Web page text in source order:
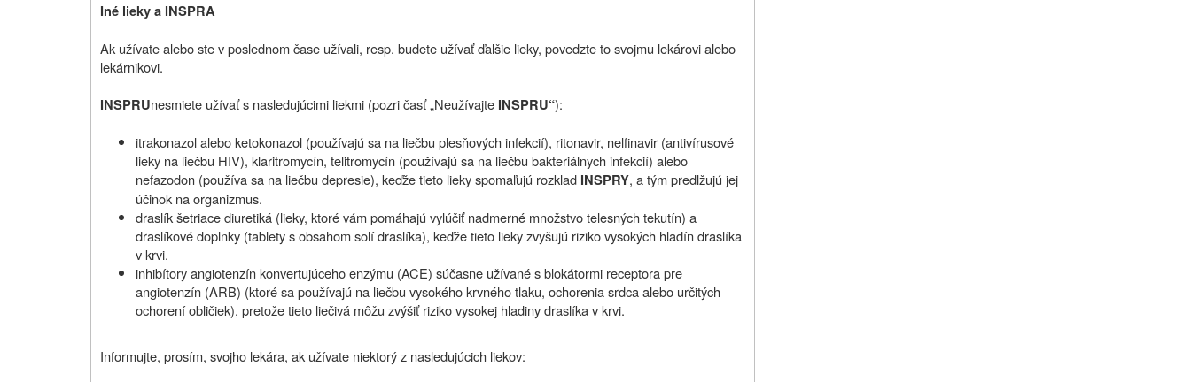
Iné lieky a INSPRA
Ak užívate alebo ste v poslednom čase užívali, resp. budete užívať ďalšie lieky, povedzte to svojmu lekárovi alebo
lekárnikovi.
INSPRUnesmiete užívať s nasledujúcimi liekmi (pozri časť „Neužívajte INSPRU“):
itrakonazol alebo ketokonazol (používajú sa na liečbu plesňových infekcií), ritonavir, nelfinavir (antivírusové
lieky na liečbu HIV), klaritromycín, telitromycín (používajú sa na liečbu bakteriálnych infekcií) alebo
nefazodon (používa sa na liečbu depresie), keďže tieto lieky spomaľujú rozklad INSPRY, a tým predlžujú jej
účinok na organizmus.
draslík šetriace diuretiká (lieky, ktoré vám pomáhajú vylúčiť nadmerné množstvo telesných tekutín) a
draslíkové doplnky (tablety s obsahom solí draslíka), keďže tieto lieky zvyšujú riziko vysokých hladín draslíka
v krvi.
inhibítory angiotenzín konvertujúceho enzýmu (ACE) súčasne užívané s blokátormi receptora pre
angiotenzín (ARB) (ktoré sa používajú na liečbu vysokého krvného tlaku, ochorenia srdca alebo určitých
ochorení obličiek), pretože tieto liečivá môžu zvýšiť riziko vysokej hladiny draslíka v krvi.
Informujte, prosím, svojho lekára, ak užívate niektorý z nasledujúcich liekov: